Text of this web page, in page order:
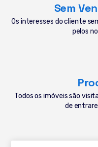
Sem
Os interesses do cliente
pelos
Todos os imóveis são
de